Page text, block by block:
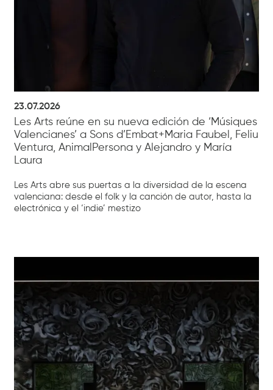
23.07.2026
Les Arts reúne en su nueva edición de ‘Músiques
Valencianes’ a Sons d’Embat+Maria Faubel, Feliu
Ventura, AnimalPersona y Alejandro y María
Laura
Les Arts abre sus puertas a la diversidad de la escena
valenciana: desde el folk y la canción de autor, hasta la
electrónica y el ‘indie’ mestizo